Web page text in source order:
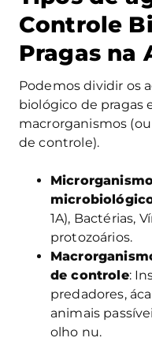
Controle
Pragas na
Podemos dividir os
biológico de pragas
macrorganismos
de controle).
1A), Bactérias,
protozoários.
de controle:
predadores,
animais
olho nu.